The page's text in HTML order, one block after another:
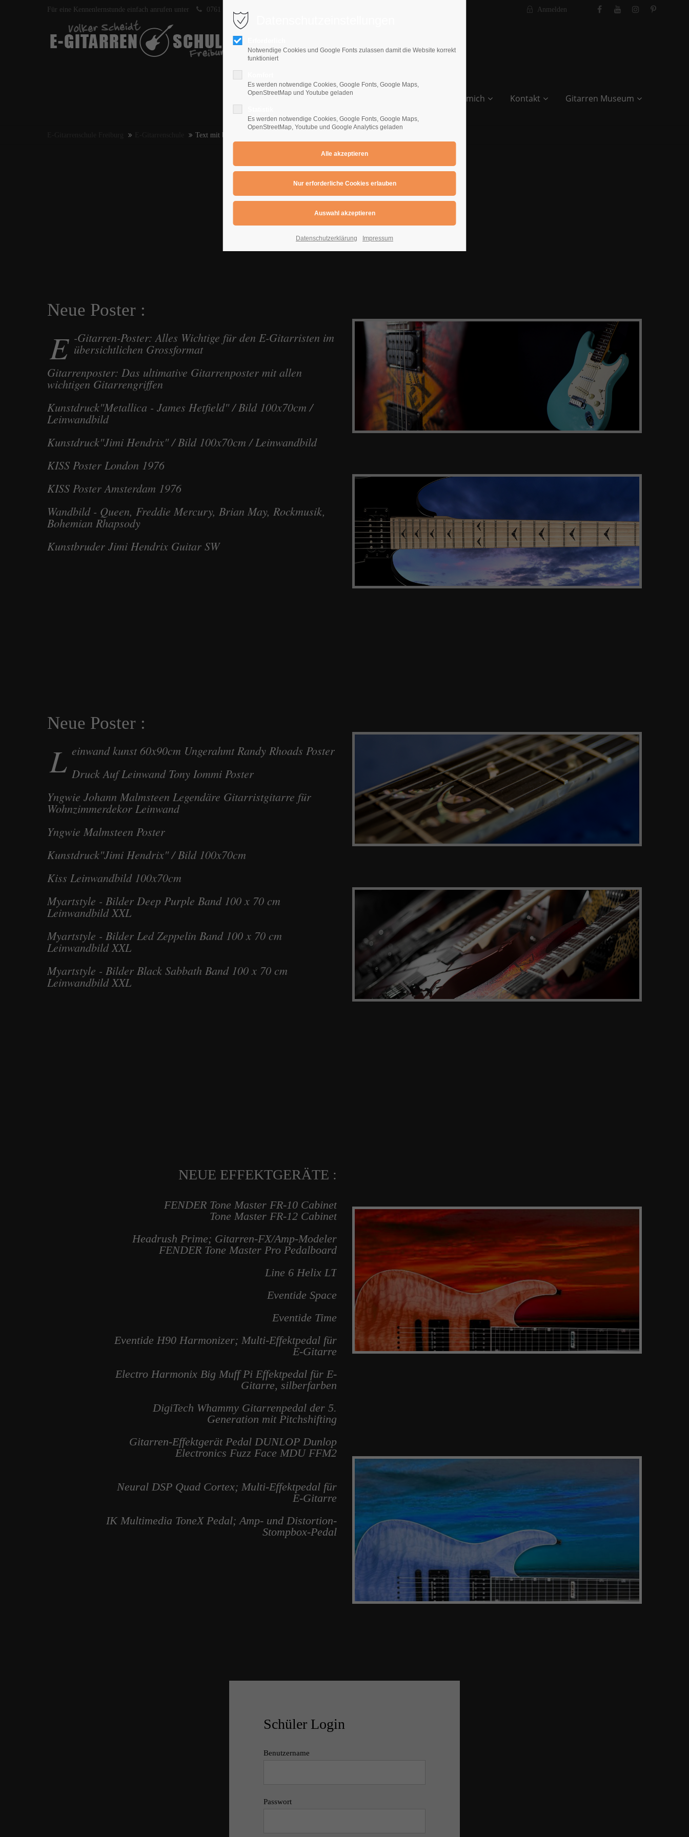
Für eine Kennenlernstunde einfach anrufen unter 0761 400 10 64 Anmelden
Home E-Gitarrenschule Über mich Kontakt Gitarren Museum
Text mit bildern
Neue Poster :
E -Gitarren-Poster: Alles Wichtige für den E-Gitarristen im
übersichtlichen Grossformat
Gitarrenposter: Das ultimative Gitarrenposter mit allen
wichtigen Gitarrengriffen
Kunstdruck"Metallica - James Hetfield" / Bild 100x70cm /
Leinwandbild
Kunstdruck"Jimi Hendrix" / Bild 100x70cm / Leinwandbild
KISS Poster London 1976
KISS Poster Amsterdam 1976
Wandbild - Queen, Freddie Mercury, Brian May, Rockmusik,
Bohemian Rhapsody
Kunstbruder Jimi Hendrix Guitar SW
Neue Poster :
L einwand kunst 60x90cm Ungerahmt Randy Rhoads Poster
Druck Auf Leinwand Tony Iommi Poster
Yngwie Johann Malmsteen Legendäre Gitarristgitarre für
Wohnzimmerdekor Leinwand
Yngwie Malmsteen Poster
Kunstdruck"Jimi Hendrix" / Bild 100x70cm
Kiss Leinwandbild 100x70cm
Myartstyle - Bilder Deep Purple Band 100 x 70 cm
Leinwandbild XXL
Myartstyle - Bilder Led Zeppelin Band 100 x 70 cm
Leinwandbild XXL
Myartstyle - Bilder Black Sabbath Band 100 x 70 cm
Leinwandbild XXL
NEUE EFFEKTGERÄTE :
FENDER Tone Master FR-10 Cabinet
Tone Master FR-12 Cabinet
Headrush Prime; Gitarren-FX/Amp-Modeler
FENDER Tone Master Pro Pedalboard
Line 6 Helix LT
Eventide Space
Eventide Time
Eventide H90 Harmonizer; Multi-Effektpedal für
E-Gitarre
Electro Harmonix Big Muff Pi Effektpedal für E-
Gitarre, silberfarben
DigiTech Whammy Gitarrenpedal der 5.
Generation mit Pitchshifting
Gitarren-Effektgerät Pedal DUNLOP Dunlop
Electronics Fuzz Face MDU FFM2
Neural DSP Quad Cortex; Multi-Effektpedal für
E-Gitarre
IK Multimedia ToneX Pedal; Amp- und Distortion-
Stompbox-Pedal
Schüler Login
Benutzername
Passwort
Notwendige Cookies und Google Fonts zulassen damit die Website korrekt
funktioniert
Es werden notwendige Cookies, Google Fonts, Google Maps,
OpenStreetMap und Youtube geladen
Es werden notwendige Cookies, Google Fonts, Google Maps,
OpenStreetMap, Youtube und Google Analytics geladen
Datenschutzerklärung Impressum